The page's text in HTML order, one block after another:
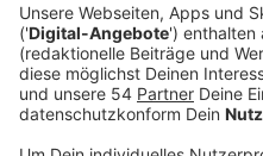
Ein Promi, keine
Gegenstände
Anzeige